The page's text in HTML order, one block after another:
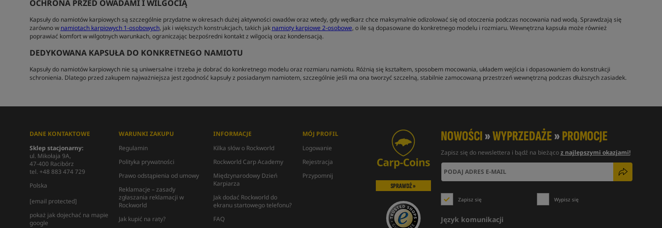
OCHRONA PRZED OWADAMI I WILGOCIĄ
Kapsuły do namiotów karpiowych są szczególnie przydatne w okresach dużej aktywności owadów oraz wtedy, gdy wędkarz chce maksymalnie odizolować się od otoczenia podczas nocowania nad wodą. Sprawdzają się
zarówno w namiotach karpiowych 1-osobowych, jak i większych konstrukcjach, takich jak namioty karpiowe 2-osobowe, o ile są dopasowane do konkretnego modelu i rozmiaru. Wewnętrzna kapsuła może również
poprawiać komfort w wilgotnych warunkach, ograniczając bezpośredni kontakt z wilgocią oraz kondensacją.
DEDYKOWANA KAPSUŁA DO KONKRETNEGO NAMIOTU
Kapsuły do namiotów karpiowych nie są uniwersalne i trzeba je dobrać do konkretnego modelu oraz rozmiaru namiotu. Różnią się kształtem, sposobem mocowania, układem wejścia i dopasowaniem do konstrukcji
schronienia. Dlatego przed zakupem najważniejsza jest zgodność kapsuły z posiadanym namiotem, szczególnie jeśli ma ona tworzyć szczelną, stabilnie zamocowaną przestrzeń wewnętrzną podczas dłuższych zasiadek.
NOWOŚCI»WYPRZEDAŻE»PROMOCJE
Zapisz się do newslettera i bądź na bieżącoz najlepszymi okazjami!
Zapisz się Wypisz się
Język komunikacji
DANE KONTAKTOWE
Sklep stacjonarny:
ul. Mikołaja 9A,
47-400 Racibórz
tel. +48 883 474 729
Polska
[email protected]
pokaż jak dojechać na mapie
google
WARUNKI ZAKUPU
Regulamin
Polityka prywatności
Prawo odstąpienia od umowy
Reklamacje – zasady
zgłaszania reklamacji w
Rockworld
Jak kupić na raty?
INFORMACJE
Kilka słów o Rockworld
Rockworld Carp Academy
Międzynarodowy Dzień
Karpiarza
Jak dodać Rockworld do
ekranu startowego telefonu?
FAQ
MÓJ PROFIL
Logowanie
Rejestracja
Przypomnij
SPRAWDŹ »